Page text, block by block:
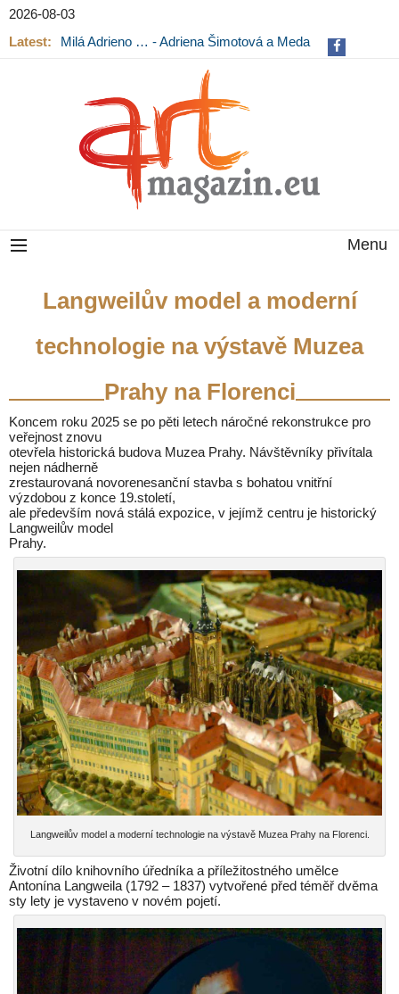
2026-08-03
Latest:
Milá Adrieno … - Adriena Šimotová a Meda
Menu
Langweilův model a moderní
technologie na výstavě Muzea
Prahy na Florenci
Koncem roku 2025 se po pěti letech náročné rekonstrukce pro
veřejnost znovu
otevřela historická budova Muzea Prahy. Návštěvníky přivítala
nejen nádherně
zrestaurovaná novorenesanční stavba s bohatou vnitřní
výzdobou z konce 19.století,
ale především nová stálá expozice, v jejímž centru je historický
Langweilův model
Prahy.
Langweilův model a moderní technologie na výstavě Muzea Prahy na Florenci.
Životní dílo knihovního úředníka a příležitostného umělce
Antonína Langweila (1792 – 1837) vytvořené před téměř dvěma
sty lety je vystaveno v novém pojetí.